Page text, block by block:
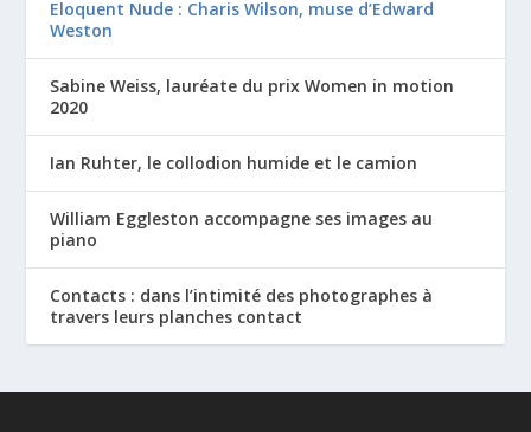
Eloquent Nude : Charis Wilson, muse d’Edward
Weston
Sabine Weiss, lauréate du prix Women in motion
2020
Ian Ruhter, le collodion humide et le camion
William Eggleston accompagne ses images au
piano
Contacts : dans l’intimité des photographes à
travers leurs planches contact